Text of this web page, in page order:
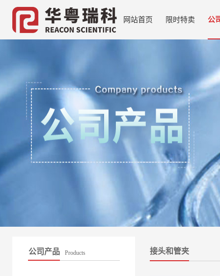
网站首页 限时特卖 公
公司产品 Products 接头和管夹